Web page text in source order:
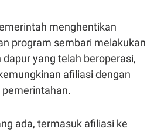
menghentikan
program sembari melakukan
yang telah beroperasi,
afiliasi dengan
ada, termasuk afiliasi ke